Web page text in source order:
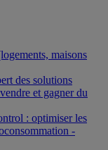
maisons
des solutions
et gagner du
: optimiser les
-